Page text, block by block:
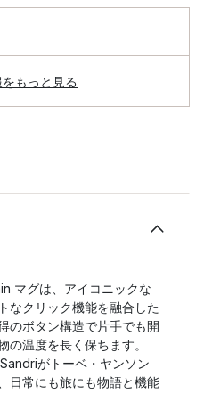
もっと見る
マグは、アイコニックな
なクリック機能を融合した
のボタン構造で片手でも開
の温度を長く保ちます。
がトーベ・ヤンソン
日常にも旅にも物語と機能